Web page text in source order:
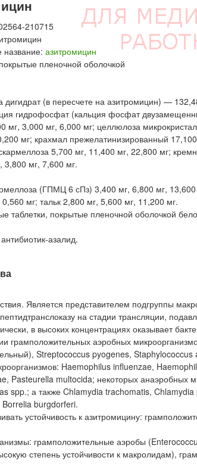
210715
азитромицин
пленочной оболочкой
дигидрат (в пересчете на азитромицин) —
гидрофосфат (кальция фосфат
3,000 мг, 6,000 мг; целлюлоза
мг; крахмал прежелатинизированный
5,700 мг, 11,400 мг, 22,800 мг;
3,800 мг, 7,600 мг.
(ГПМЦ 6 сПз) 3,400 мг, 6,800 мг,
мг; тальк 2,800 мг, 5,600 мг, 11,200 мг.
таблетки, покрытые пленочной оболочкой
азалид.
Является представителем подгруппы
на стадии трансляции,
в высоких концентрациях оказывает
грамположительных аэробных
Streptococcus pyogenes, Staphylococcus
Haemophilus influenzae,
Pasteurella multocida; некоторых анаэробных
spp.; а также Chlamydia trachomatis,
burgdorferi.
устойчивость к азитромицину:
грамположительные аэробы
степень устойчивости к макролидам),